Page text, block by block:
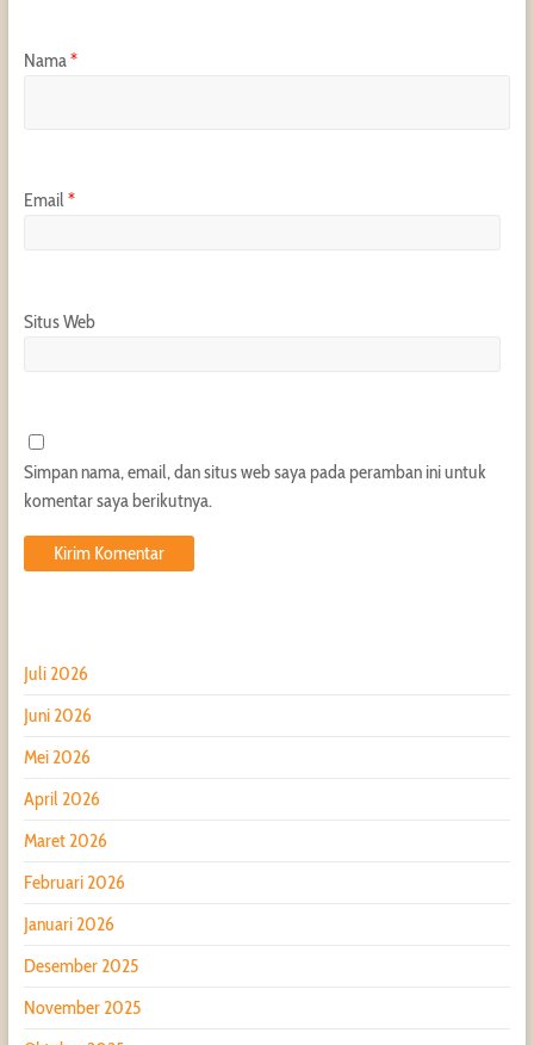
Nama*
Email*
Situs Web
Simpan nama, email, dan situs web saya pada peramban ini untuk
komentar saya berikutnya.
Juli 2026
Juni 2026
Mei 2026
April 2026
Maret 2026
Februari 2026
Januari 2026
Desember 2025
November 2025